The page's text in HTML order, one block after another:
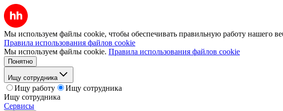
Мы используем файлы cookie, чтобы обеспечивать правильную работу нашего
Правила использования файлов cookie
Мы используем файлы cookie. Правила использования файлов cookie
Понятно
Ищу сотрудника
Ищу работу
Ищу сотрудника
Ищу сотрудника
Сервисы